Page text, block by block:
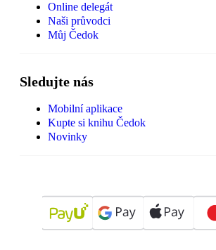
Online delegát
Naši průvodci
Můj Čedok
Sledujte nás
Mobilní aplikace
Kupte si knihu Čedok
Novinky